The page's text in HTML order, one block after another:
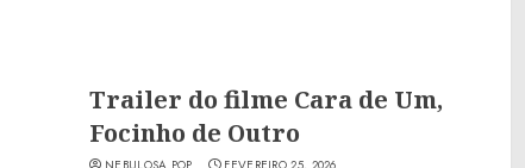
Trailer do filme Cara de Um,
Focinho de Outro